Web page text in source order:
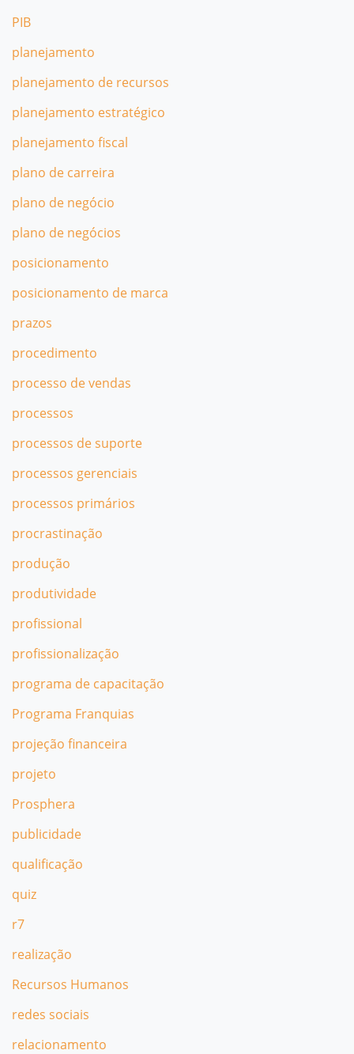
PIB
planejamento
planejamento de recursos
planejamento estratégico
planejamento fiscal
plano de carreira
plano de negócio
plano de negócios
posicionamento
posicionamento de marca
prazos
procedimento
processo de vendas
processos
processos de suporte
processos gerenciais
processos primários
procrastinação
produção
produtividade
profissional
profissionalização
programa de capacitação
Programa Franquias
projeção financeira
projeto
Prosphera
publicidade
qualificação
quiz
r7
realização
Recursos Humanos
redes sociais
relacionamento